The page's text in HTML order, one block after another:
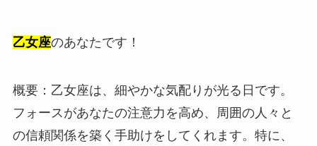
乙女座のあなたです！
概要：乙女座は、細やかな気配りが光る日です。
フォースがあなたの注意力を高め、周囲の人々と
の信頼関係を築く手助けをしてくれます。特に、